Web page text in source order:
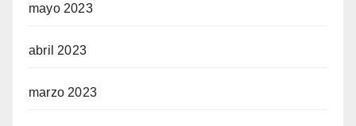
mayo 2023
abril 2023
marzo 2023